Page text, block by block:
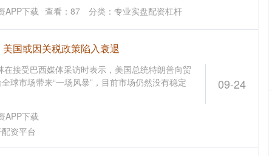
APP下载 查看： 87 分类： 专业实盘配资杠杆
09-24
国或因关税政策陷入衰退
接受巴西媒体采访时表示，美国总统特朗普向贸
球市场带来“一场风暴”，目前市场仍然没有稳定
APP下载
资平台